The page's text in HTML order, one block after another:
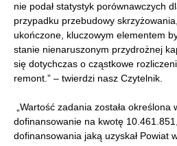
nie podał statystyk porównawczych
przypadku przebudowy
ukończone, kluczowym elementem
stanie nienaruszonym przydrożnej
się dotychczas o cząstkowe
remont.” – twierdzi nasz Czytelnik.
„Wartość zadania została określona
dofinansowanie na kwotę
dofinansowania jaką uzyskał Powiat